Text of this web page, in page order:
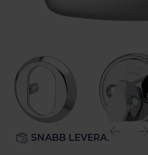
SNABB LEVERANS